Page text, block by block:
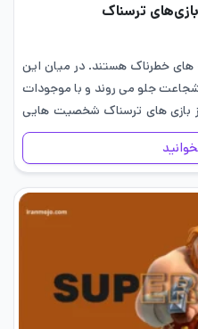
های خطرناک هستند. در میان این
شجاعت جلو می روند و با موجودات
بازی های ترسناک شخصیت هایی